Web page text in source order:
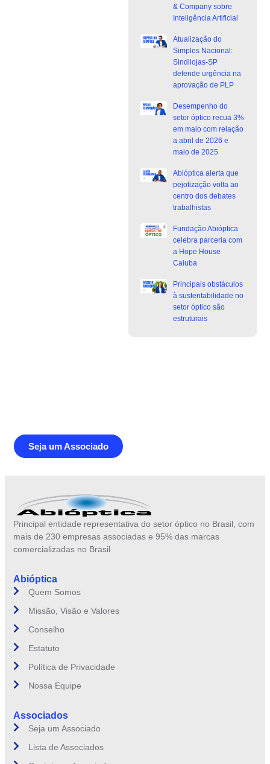
& Company sobre
Inteligência Artificial
Atualização do
Simples Nacional:
Sindilojas-SP
defende urgência na
aprovação de PLP
Desempenho do
setor óptico recua 3%
em maio com relação
a abril de 2026 e
maio de 2025
Abióptica alerta que
pejotização volta ao
centro dos debates
trabalhistas
Fundação Abióptica
celebra parceria com
a Hope House
Caiuba
Principais obstáculos
à sustentabilidade no
setor óptico são
estruturais
Seja um Associado
Principal entidade representativa do setor óptico no Brasil, com
mais de 230 empresas associadas e 95% das marcas
comercializadas no Brasil
Abióptica
Quem Somos
Missão, Visão e Valores
Conselho
Estatuto
Política de Privacidade
Nossa Equipe
Associados
Seja um Associado
Lista de Associados